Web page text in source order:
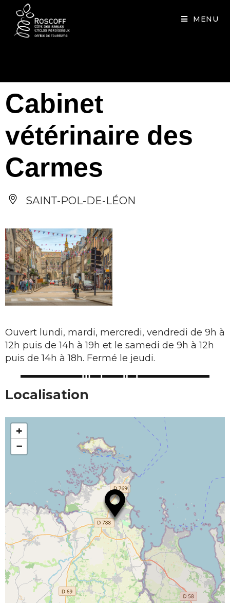
MENU
Cabinet
vétérinaire des
Carmes
SAINT-POL-DE-LÉON
Ouvert lundi, mardi, mercredi, vendredi de 9h à
12h puis de 14h à 19h et le samedi de 9h à 12h
puis de 14h à 18h. Fermé le jeudi.
Localisation
+
−
Cookies management panel